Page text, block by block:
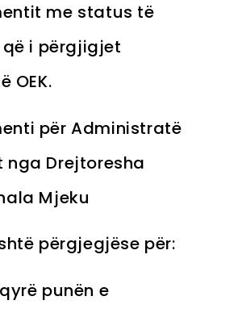
me status të
i përgjigjet
OEK.
për Administratë
nga Drejtoresha
Mjeku
përgjegjëse për:
punën e